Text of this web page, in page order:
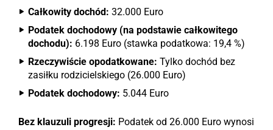
Całkowity dochód: 32.000 Euro
Podatek dochodowy (na podstawie całkowitego
dochodu): 6.198 Euro (stawka podatkowa: 19,4 %)
Rzeczywiście opodatkowane: Tylko dochód bez
zasiłku rodzicielskiego (26.000 Euro)
Podatek dochodowy: 5.044 Euro
Bez klauzuli progresji: Podatek od 26.000 Euro wynosi